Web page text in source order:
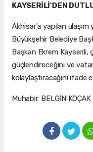
KAYSERİLİ'DEN
Akhisar'a yapılan ulaşım
Büyükşehir Belediye
Başkan Ekrem Kayserili,
güçlendireceğini ve
kolaylaştıracağını ifade
Muhabir: BELGİN KOÇAK